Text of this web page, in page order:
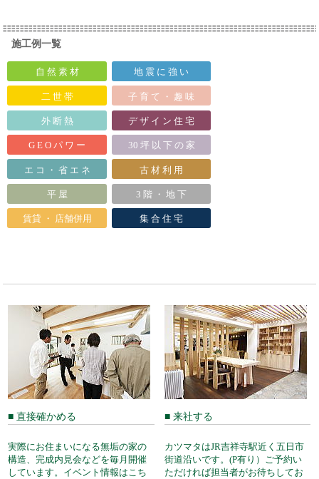
施工例一覧
自 然 素 材 地 震 に 強 い
二 世 帯 子 育 て ・ 趣 味
外 断 熱 デ ザ イ ン 住 宅
G E O パ ワ ー 30 坪 以 下 の 家
エ コ ・ 省 エ ネ 古 材 利 用
平 屋 3 階 ・ 地 下
賃貸 ・ 店舗併用 集 合 住 宅
■ 直接確かめる
実際にお住まいになる無垢の家の
構造、完成内見会などを毎月開催
しています。イベント情報はこち
■ 来社する
カツマタはJR吉祥寺駅近く五日市
街道沿いです。(P有り）ご予約い
ただければ担当者がお待ちしてお